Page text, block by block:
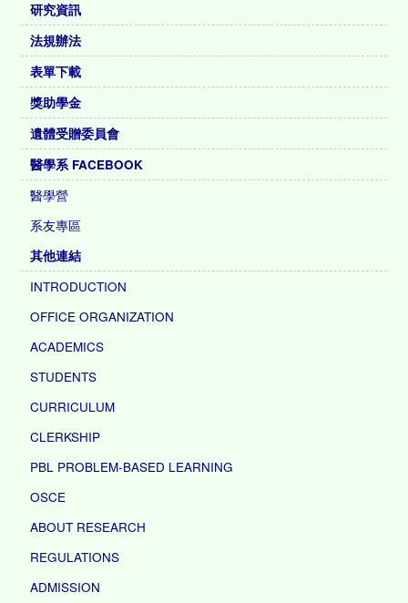
研究資訊
法規辦法
表單下載
獎助學金
遺體受贈委員會
醫學系 FACEBOOK
醫學營
系友專區
其他連結
INTRODUCTION
OFFICE ORGANIZATION
ACADEMICS
STUDENTS
CURRICULUM
CLERKSHIP
PBL PROBLEM-BASED LEARNING
OSCE
ABOUT RESEARCH
REGULATIONS
ADMISSION